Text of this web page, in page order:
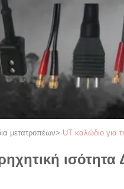
μετατροπέων> UT καλώδιο για